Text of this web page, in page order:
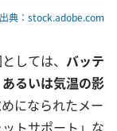
出典：stock.adobe.com
しては、 バッテ
るいは気温の影
になられたメー
トサポート」な